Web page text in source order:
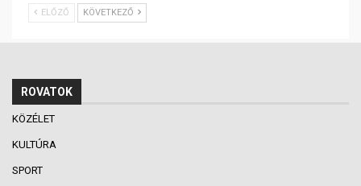
ELŐZŐ KÖVETKEZŐ
ROVATOK
KÖZÉLET
KULTÚRA
SPORT